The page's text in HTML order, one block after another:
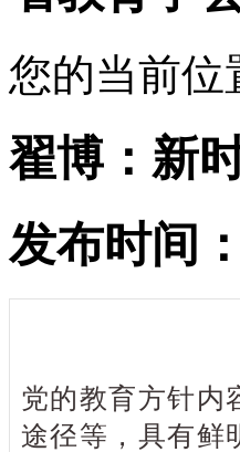
您的当前位
翟博：新
发布时间
党的教育方针内
途径等，具有鲜